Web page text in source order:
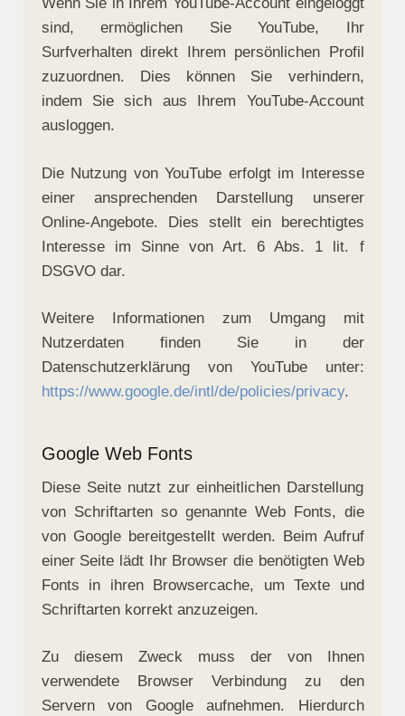
Wenn Sie in Ihrem YouTube-Account eingeloggt
sind, ermöglichen Sie YouTube, Ihr
Surfverhalten direkt Ihrem persönlichen Profil
zuzuordnen. Dies können Sie verhindern,
indem Sie sich aus Ihrem YouTube-Account
ausloggen.
Die Nutzung von YouTube erfolgt im Interesse
einer ansprechenden Darstellung unserer
Online-Angebote. Dies stellt ein berechtigtes
Interesse im Sinne von Art. 6 Abs. 1 lit. f
DSGVO dar.
Weitere Informationen zum Umgang mit
Nutzerdaten finden Sie in der
Datenschutzerklärung von YouTube unter:
https://www.google.de/intl/de/policies/privacy.
Google Web Fonts
Diese Seite nutzt zur einheitlichen Darstellung
von Schriftarten so genannte Web Fonts, die
von Google bereitgestellt werden. Beim Aufruf
einer Seite lädt Ihr Browser die benötigten Web
Fonts in ihren Browsercache, um Texte und
Schriftarten korrekt anzuzeigen.
Zu diesem Zweck muss der von Ihnen
verwendete Browser Verbindung zu den
Servern von Google aufnehmen. Hierdurch